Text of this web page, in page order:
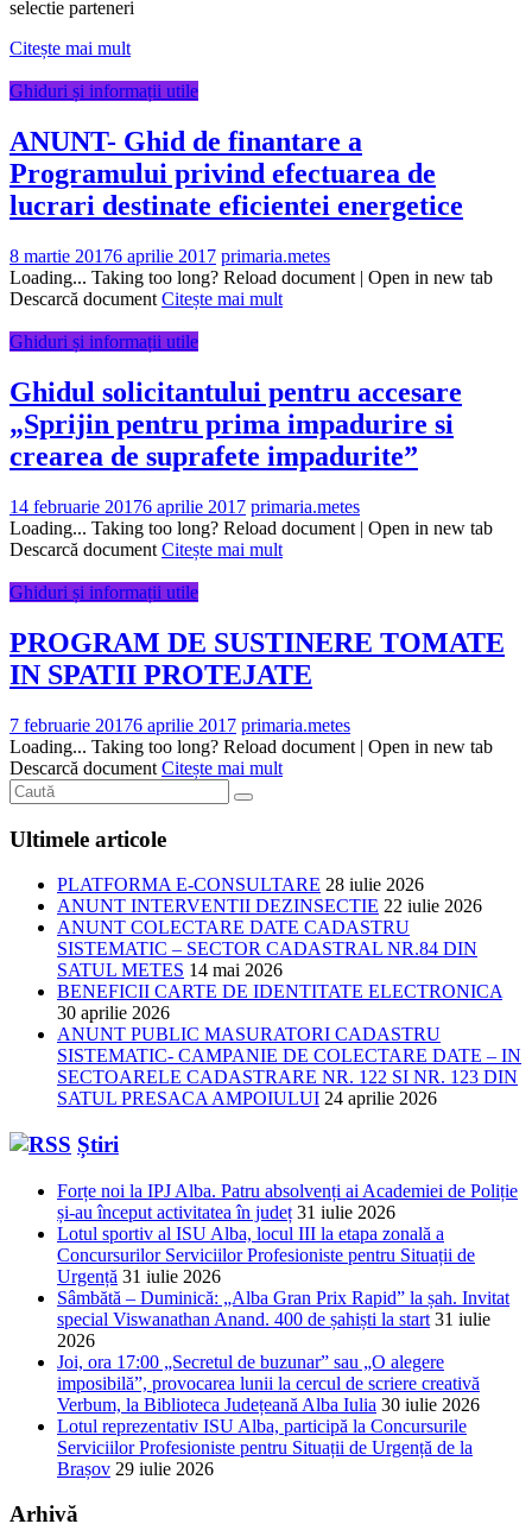
selectie parteneri
Citește mai mult
Ghiduri și informații utile
ANUNT- Ghid de finantare a
Programului privind efectuarea de
lucrari destinate eficientei energetice
8 martie 20176 aprilie 2017 primaria.metes
Loading... Taking too long? Reload document | Open in new tab
Descarcă document Citește mai mult
Ghiduri și informații utile
Ghidul solicitantului pentru accesare
„Sprijin pentru prima impadurire si
crearea de suprafete impadurite”
14 februarie 20176 aprilie 2017 primaria.metes
Loading... Taking too long? Reload document | Open in new tab
Descarcă document Citește mai mult
Ghiduri și informații utile
PROGRAM DE SUSTINERE TOMATE
IN SPATII PROTEJATE
7 februarie 20176 aprilie 2017 primaria.metes
Loading... Taking too long? Reload document | Open in new tab
Descarcă document Citește mai mult
Ultimele articole
PLATFORMA E-CONSULTARE 28 iulie 2026
ANUNT INTERVENTII DEZINSECTIE 22 iulie 2026
ANUNT COLECTARE DATE CADASTRU
SISTEMATIC – SECTOR CADASTRAL NR.84 DIN
SATUL METES 14 mai 2026
BENEFICII CARTE DE IDENTITATE ELECTRONICA
30 aprilie 2026
ANUNT PUBLIC MASURATORI CADASTRU
SISTEMATIC- CAMPANIE DE COLECTARE DATE – IN
SECTOARELE CADASTRARE NR. 122 SI NR. 123 DIN
SATUL PRESACA AMPOIULUI 24 aprilie 2026
Știri
Forțe noi la IPJ Alba. Patru absolvenți ai Academiei de Poliție
și-au început activitatea în județ 31 iulie 2026
Lotul sportiv al ISU Alba, locul III la etapa zonală a
Concursurilor Serviciilor Profesioniste pentru Situații de
Urgență 31 iulie 2026
Sâmbătă – Duminică: „Alba Gran Prix Rapid” la șah. Invitat
special Viswanathan Anand. 400 de șahiști la start 31 iulie
2026
Joi, ora 17:00 „Secretul de buzunar” sau „O alegere
imposibilă”, provocarea lunii la cercul de scriere creativă
Verbum, la Biblioteca Județeană Alba Iulia 30 iulie 2026
Lotul reprezentativ ISU Alba, participă la Concursurile
Serviciilor Profesioniste pentru Situații de Urgență de la
Brașov 29 iulie 2026
Arhivă